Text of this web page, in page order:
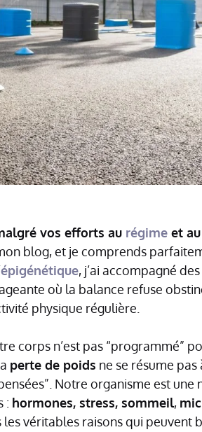
vos efforts au régime et
blog, et je comprends
épigénétique, j’ai accompagné
où la balance refuse
physique régulière.
corps n’est pas “programmé”
perte de poids ne se résume
Notre organisme est une
: hormones, stress, sommeil,
véritables raisons qui peuvent